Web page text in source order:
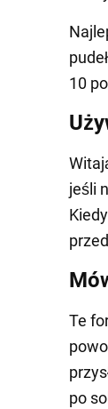
10
jeśli
Te
po